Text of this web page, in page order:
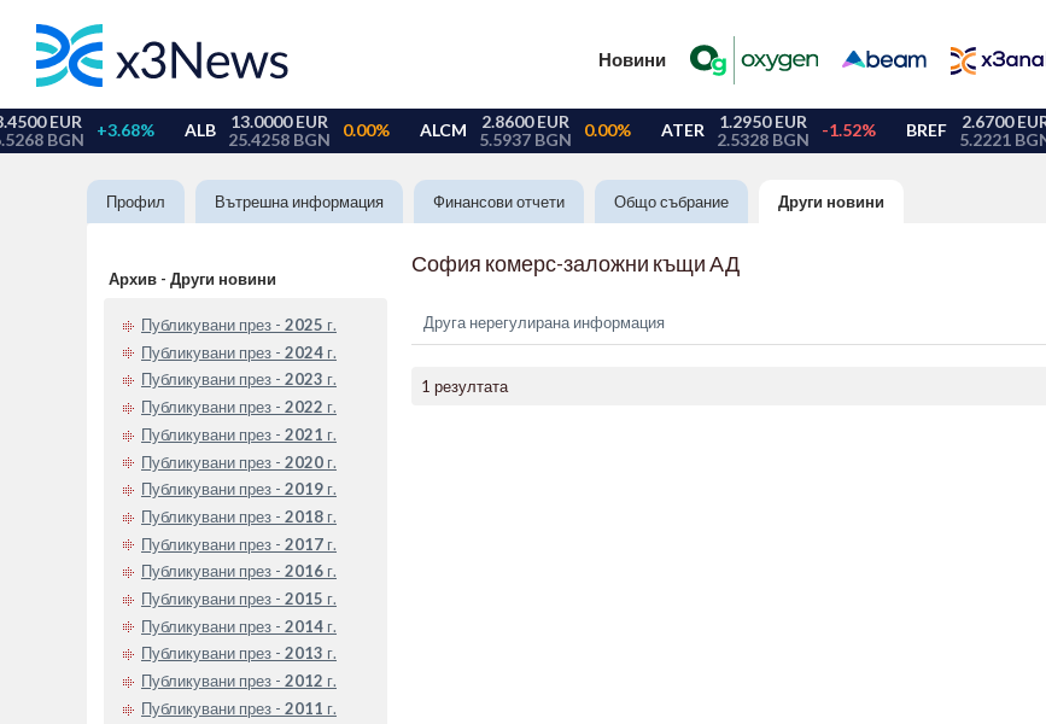
Новини
Профил Вътрешна информация Финансови отчети Общо събрание Други новини
Архив - Други новини
Публикувани през - 2025 г.
Публикувани през - 2024 г.
Публикувани през - 2023 г.
Публикувани през - 2022 г.
Публикувани през - 2021 г.
Публикувани през - 2020 г.
Публикувани през - 2019 г.
Публикувани през - 2018 г.
Публикувани през - 2017 г.
Публикувани през - 2016 г.
Публикувани през - 2015 г.
Публикувани през - 2014 г.
Публикувани през - 2013 г.
Публикувани през - 2012 г.
Публикувани през - 2011 г.
София комерс-заложни къщи АД
Друга нерегулирана информация
1 резултата